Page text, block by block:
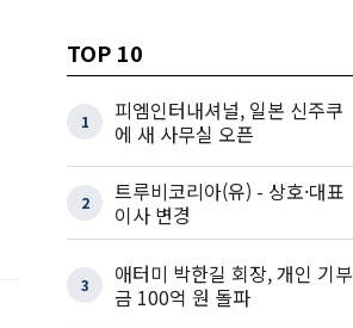
TOP 10
1
피엠인터내셔널, 일본 신주쿠
에 새 사무실 오픈
2
트루비코리아(유) - 상호·대표
이사 변경
3
애터미 박한길 회장, 개인 기부
금 100억 원 돌파